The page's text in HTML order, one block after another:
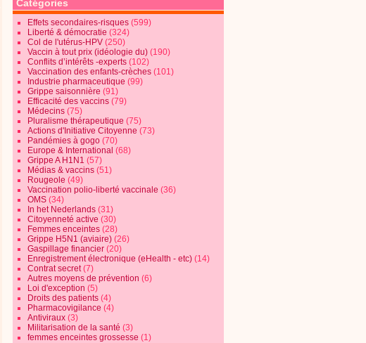
Catégories
Effets secondaires-risques (599)
Liberté & démocratie (324)
Col de l'utérus-HPV (250)
Vaccin à tout prix (idéologie du) (190)
Conflits d’intérêts -experts (102)
Vaccination des enfants-crèches (101)
Industrie pharmaceutique (99)
Grippe saisonnière (91)
Efficacité des vaccins (79)
Médecins (75)
Pluralisme thérapeutique (75)
Actions d'Initiative Citoyenne (73)
Pandémies à gogo (70)
Europe & International (68)
Grippe A H1N1 (57)
Médias & vaccins (51)
Rougeole (49)
Vaccination polio-liberté vaccinale (36)
OMS (34)
In het Nederlands (31)
Citoyenneté active (30)
Femmes enceintes (28)
Grippe H5N1 (aviaire) (26)
Gaspillage financier (20)
Enregistrement électronique (eHealth - etc) (14)
Contrat secret(7)
Autres moyens de prévention (6)
Loi d'exception (5)
Droits des patients (4)
Pharmacovigilance (4)
Antiviraux (3)
Militarisation de la santé (3)
femmes enceintes grossesse (1)